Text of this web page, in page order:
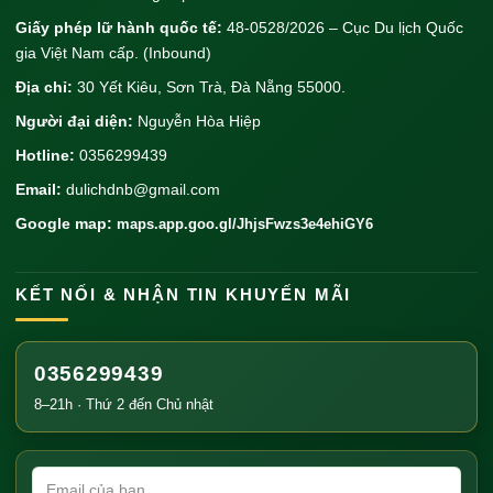
ga Đà Nẵng, sau đó đi taxi/xe buýt đến điểm đến
Đánh giá: Thoải mái, an toàn, giá vé 400.000-
800.000 VNĐ
So sánh : Thời gian di chuyển dài (15-17 giờ từ Hà
Nội, 12-14 giờ từ TP.HCM)
Bằng xe khách
Kinh nghiệm: Nhiều nhà xe chất lượng cao chạy
tuyến Hà Nội/TP.HCM - Quảng Nam
nhiều giờ khởi hành
So sánh
Di Chuyển Trong Quảng Nam
Thuê xe máy
Kinh nghiệm: Phương tiện phổ biến nhất, giá
Giấy phép lữ hành quốc tế: 48-0528/2026 – Cục Du lịch Quốc
gia Việt Nam cấp. (Inbound)
Địa chỉ: 30 Yết Kiêu, Sơn Trà, Đà Nẵng 55000.
Người đại diện: Nguyễn Hòa Hiệp
Hotline: 0356299439
Email: dulichdnb@gmail.com
Google map: maps.app.goo.gl/JhjsFwzs3e4ehiGY6
KẾT NỐI & NHẬN TIN KHUYẾN MÃI
0356299439
8–21h · Thứ 2 đến Chủ nhật